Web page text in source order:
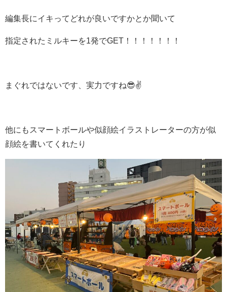
編集長にイキってどれが良いですかとか聞いて
指定されたミルキーを1 発でGET ！！！！！！！
まぐれではないです、実力ですね😎✌️
他にもスマートボールや似顔絵イラストレーターの方が似
顔絵を書いてくれたり